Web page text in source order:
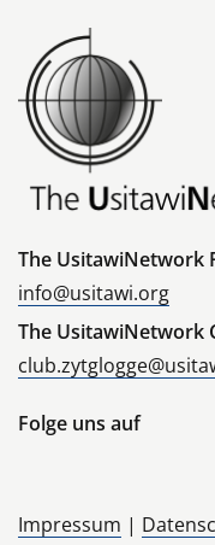
The UsitawiNetwork
info@usitawi.org
The UsitawiNetwork
Folge uns auf
Impressum |